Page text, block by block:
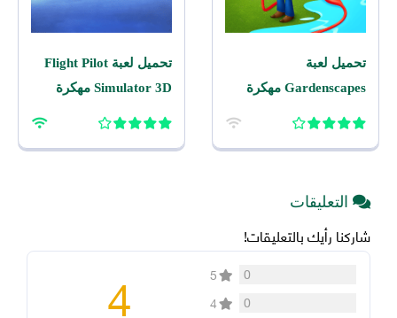
تحميل لعبة
Gardenscapes مهكرة
تحميل لعبة Flight Pilot
Simulator 3D مهكرة
التعليقات
شاركنا رأيك بالتعليقات!
0
5
0
4
4